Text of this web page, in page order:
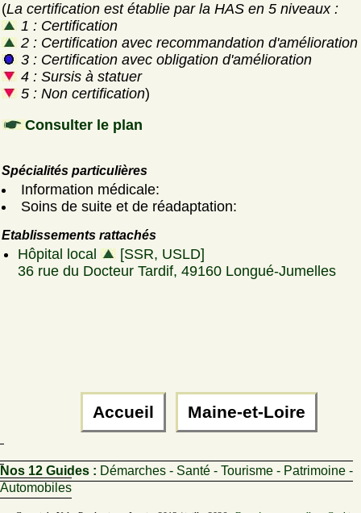
(La certification est établie par la HAS en 5 niveaux :
1 : Certification
2 : Certification avec recommandation d'amélioration
3 : Certification avec obligation d'amélioration
4 : Sursis à statuer
5 : Non certification)
Consulter le plan
Spécialités particulières
Information médicale:
Soins de suite et de réadaptation:
Etablissements rattachés
Hôpital local
[SSR, USLD]
36 rue du Docteur Tardif, 49160 Longué-Jumelles
Accueil Maine-et-Loire
Nos 12 Guides : Démarches - Santé - Tourisme - Patrimoine -
Automobiles